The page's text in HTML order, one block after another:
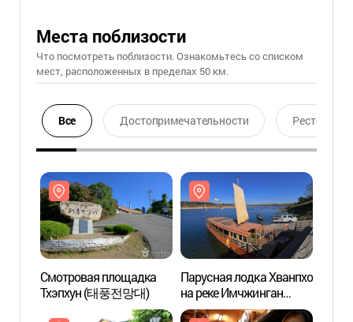
Места поблизости
Что посмотреть поблизости. Ознакомьтесь со списком
мест, расположенных в пределах 50 км.
Все Достопримечательности Ресторан
Смотровая площадка
Тхэпхун (태풍전망대)
Парусная лодка Хванпхо
на реке Имчжинган
(임진강 황포돛배)